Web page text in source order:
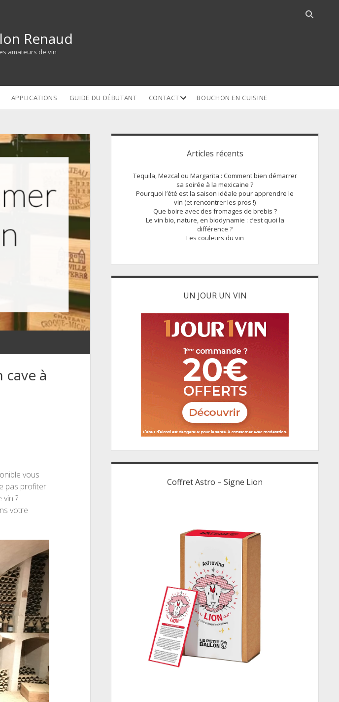
Open
Renaud
amateurs de vin
APPLICATIONS GUIDE DU DÉBUTANT CONTACTopenBOUCHON EN CUISINE
à
vous
pas profiter
?
votre
Sidebar
Articles récents
Tequila, Mezcal ou Margarita : Comment bien démarrer
sa soirée à la mexicaine ?
Pourquoi l’été est la saison idéale pour apprendre le
vin (et rencontrer les pros !)
Que boire avec des fromages de brebis ?
Le vin bio, nature, en biodynamie : c’est quoi la
différence ?
Les couleurs du vin
UN JOUR UN VIN
Coffret Astro – Signe Lion